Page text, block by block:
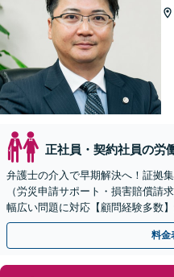
正社員・契約社員の労
弁護士の介入で早期解決へ！証拠
（労災申請サポート・損害賠償請
幅広い問題に対応【顧問経験多数
力【夜間・休日対応】【岡山駅10
料金